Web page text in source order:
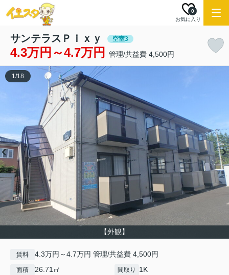
お気に入り
0
サンテラスＰｉｘｙ 空室3
4.3万円～4.7万円 管理/共益費 4,500円
【外観】
1/18
賃料 4.3万円～4.7万円 管理/共益費 4,500円
面積 26.71㎡ 間取り 1K